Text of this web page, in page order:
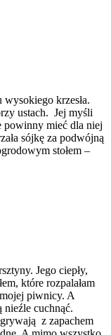
wysokiego krzesła.
ustach. Jej myśli
powinny mieć dla niej
sójkę za podwójną
stołem –
Jego ciepły,
które rozpalałam
piwnicy. A
cuchnąć.
z zapachem